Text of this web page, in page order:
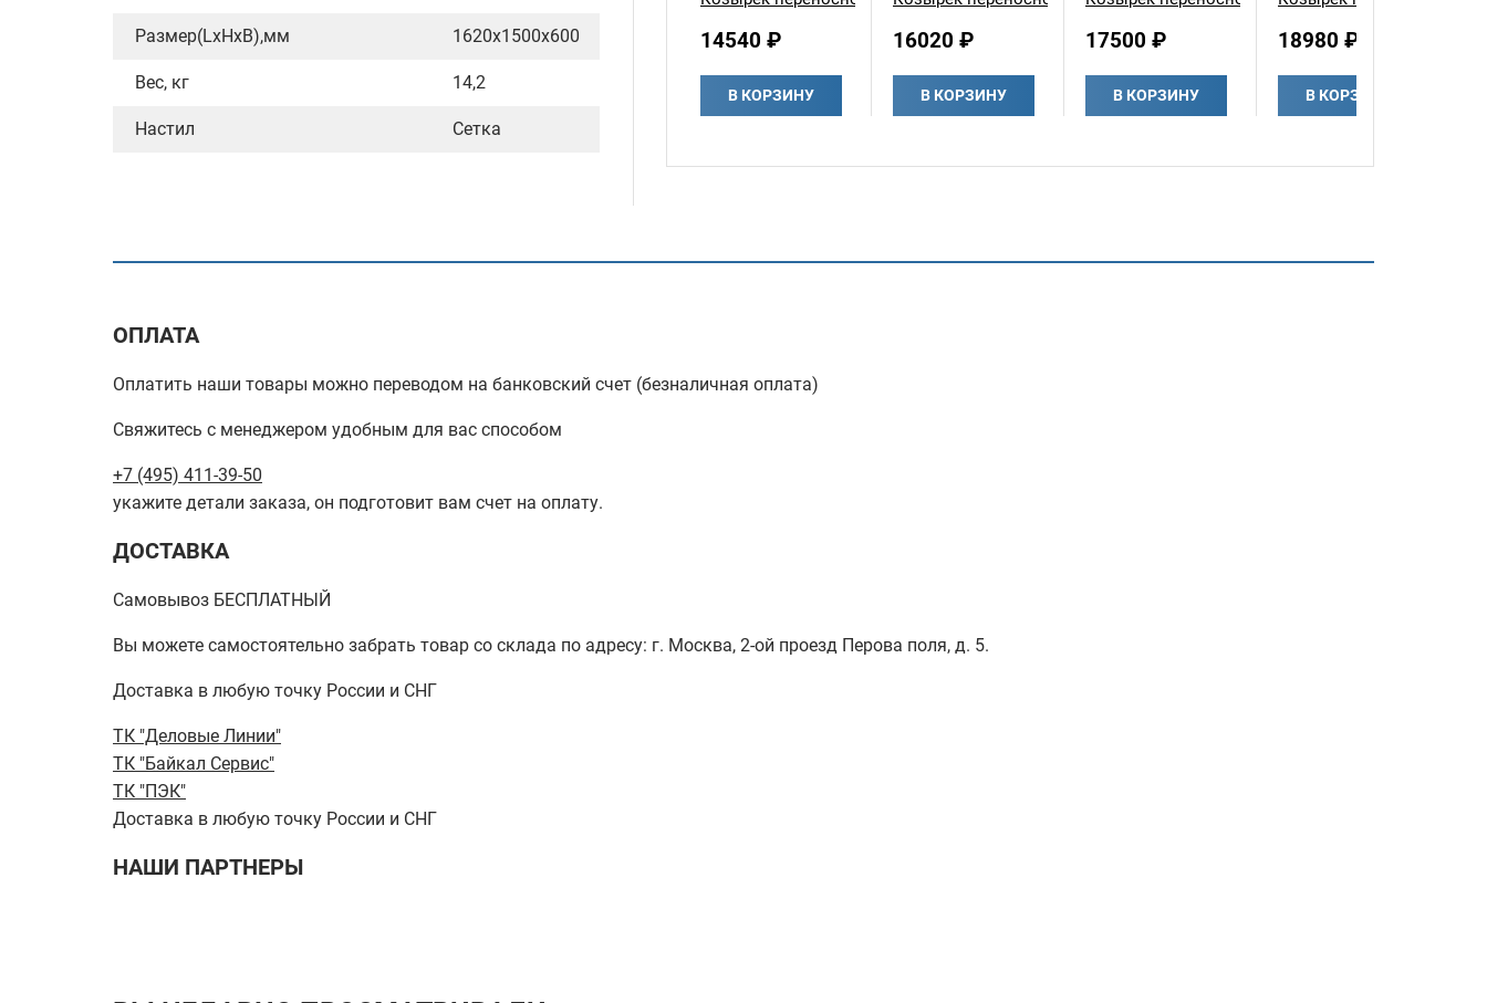
Размер(LxHxB),мм 1620х1500х600
Вес, кг 14,2
Настил Сетка
14540 ₽
В КОРЗИНУ
16020 ₽
В КОРЗИНУ
17500 ₽
В КОРЗИНУ
18980 ₽
В КОРЗИНУ
ОПЛАТА
Оплатить наши товары можно переводом на банковский счет (безналичная оплата)
Свяжитесь с менеджером удобным для вас способом
+7 (495) 411-39-50
укажите детали заказа, он подготовит вам счет на оплату.
ДОСТАВКА
Самовывоз БЕСПЛАТНЫЙ
Вы можете самостоятельно забрать товар со склада по адресу: г. Москва, 2-ой проезд Перова поля, д. 5.
Доставка в любую точку России и СНГ
ТК "Деловые Линии"
ТК "Байкал Сервис"
ТК "ПЭК"
Доставка в любую точку России и СНГ
НАШИ ПАРТНЕРЫ